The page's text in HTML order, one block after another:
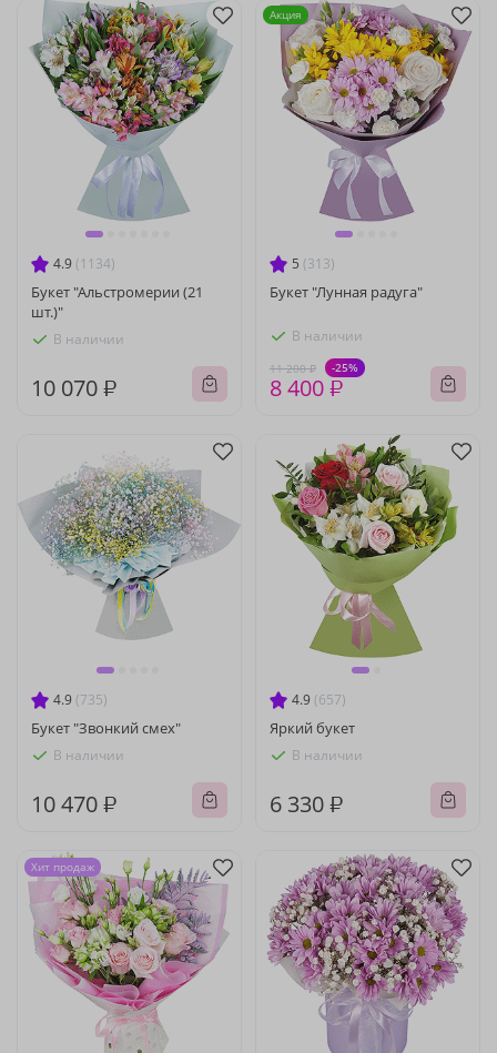
4.9 (1134)
Букет "Альстромерии (21
шт.)"
В наличии
10 070 ₽
5 (313)
Букет "Лунная радуга"
В наличии
11 200 ₽ -25%
8 400 ₽
Акция
4.9 (735)
Букет "Звонкий смех"
В наличии
10 470 ₽
4.9 (657)
Яркий букет
В наличии
6 330 ₽
Хит продаж